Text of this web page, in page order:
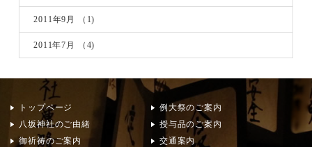
2011年9月 （1)
2011年7月 （4)
トップページ
八坂神社のご由緒
御祈祷のご案内
例大祭のご案内
授与品のご案内
交通案内